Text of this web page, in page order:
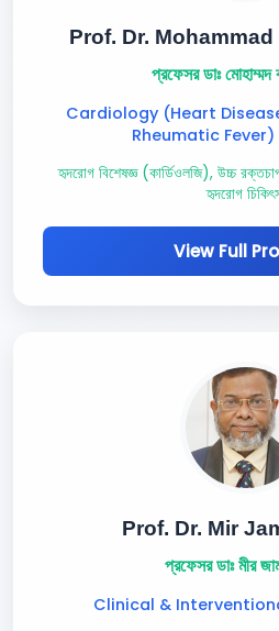
Prof. Dr.
প্রফেসর ডাঃ মোহাম্মদ
Cardiology (Heart
Rheumatic
হৃদরোগ বিশেষজ্ঞ (কার্ডিওলজি), উচ্চ
হৃদরোগ
View Full
Prof. Dr. Mir
প্রফেসর ডাঃ মীর
Clinical &